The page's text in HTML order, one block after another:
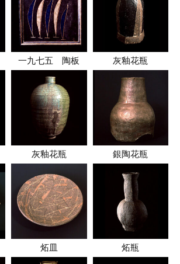
一九七五 陶板 灰釉花瓶
灰釉花瓶 銀陶花瓶
炻皿 炻瓶